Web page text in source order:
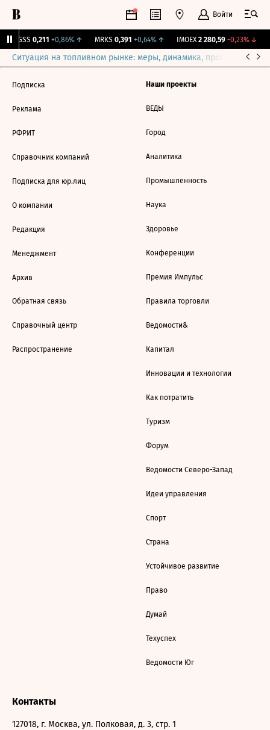
Войти
RGSS 0,211 +0,86%↑ MRKS 0,391 +0,64%↑ IMOEX 2 280,59 -0,23%↓
Ситуация на топливном рынке: меры, динамика, прогнозы
Подписка
Реклама
РФРИТ
Справочник компаний
Подписка для юр.лиц
О компании
Редакция
Менеджмент
Архив
Обратная связь
Справочный центр
Распространение
Наши проекты
ВЕДЫ
Город
Аналитика
Промышленность
Наука
Здоровье
Конференции
Премия Импульс
Правила торговли
Ведомости&
Капитал
Инновации и технологии
Как потратить
Туризм
Форум
Ведомости Северо-Запад
Идеи управления
Спорт
Страна
Устойчивое развитие
Право
Думай
Техуспех
Ведомости Юг
Контакты
127018, г. Москва, ул. Полковая, д. 3, стр. 1